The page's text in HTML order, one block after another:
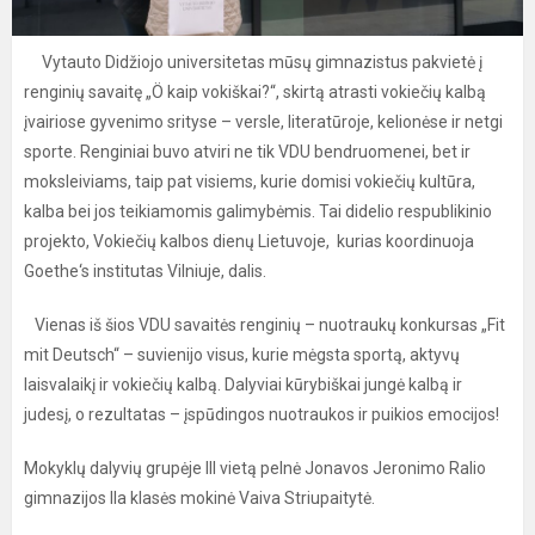
Vytauto Didžiojo universitetas mūsų gimnazistus pakvietė į
renginių savaitę „Ö kaip vokiškai?“, skirtą atrasti vokiečių kalbą
įvairiose gyvenimo srityse – versle, literatūroje, kelionėse ir netgi
sporte. Renginiai buvo atviri ne tik VDU bendruomenei, bet ir
moksleiviams, taip pat visiems, kurie domisi vokiečių kultūra,
kalba bei jos teikiamomis galimybėmis. Tai didelio respublikinio
projekto, Vokiečių kalbos dienų Lietuvoje, kurias koordinuoja
Goethe‘s institutas Vilniuje, dalis.
Vienas iš šios VDU savaitės renginių – nuotraukų konkursas „Fit
mit Deutsch“ – suvienijo visus, kurie mėgsta sportą, aktyvų
laisvalaikį ir vokiečių kalbą. Dalyviai kūrybiškai jungė kalbą ir
judesį, o rezultatas – įspūdingos nuotraukos ir puikios emocijos!
Mokyklų dalyvių grupėje III vietą pelnė Jonavos Jeronimo Ralio
gimnazijos IIa klasės mokinė Vaiva Striupaitytė.